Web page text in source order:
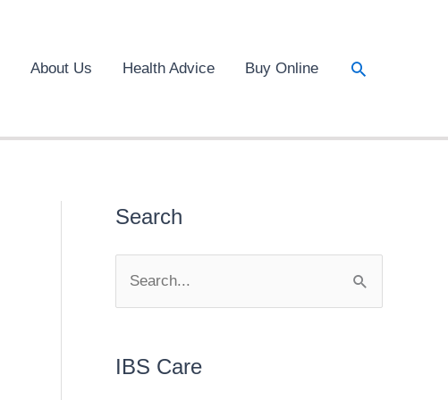
About Us Health Advice Buy Online Search
Search
rIBS Care